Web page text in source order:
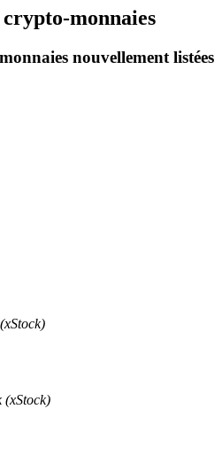
terme et des intérêts flexibles
monnaies
nouvellement listées
(xStock)